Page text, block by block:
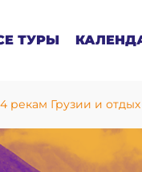
ТУРЫ
рекам Грузии и отдых